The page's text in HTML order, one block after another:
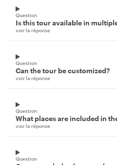
Question
Is this tour available in
voir la réponse
Question
Can the tour be customized?
voir la réponse
Question
What places are included in
voir la réponse
Question